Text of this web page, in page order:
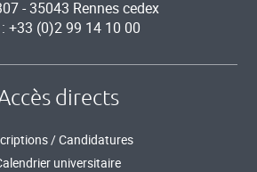
- 35043 Rennes cedex
+33 (0)2 99 14 10 00
directs
/ Candidatures
universitaire